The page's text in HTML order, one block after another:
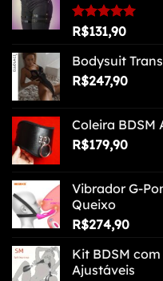
Avaliação
de 5
R$131,90
Bodysuit
R$247,90
Coleira BDSM
R$179,90
Vibrador G-
Queixo
R$274,90
Kit BDSM
Ajustáveis